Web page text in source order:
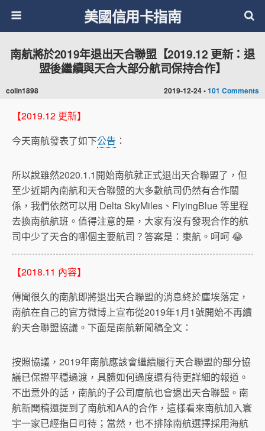
美國信用卡指南
2019-12-24 •101 Comments
南航將於2019年退出天合聯盟【2019.12 更新：退
盟後繼續與天合大部分航司保持合作】
colin1898
【2019.12 更新】
今天南航發表了如下公告 ：
所以說雖然2020.1.1開始南航就正式退出天合聯盟了，但
至少近期內南航和天合聯盟的大多數航司仍然有合作關
係，我們依然可以用 Delta SkyMiles、FlyingBlue 等里程
去換南航航班。值得注意的是，大家有沒有發現合作的航
司中少了天合的哪個主要航司？答案是：東航。呵呵 😂
【2018.11 內容】
傳聞很久的南航即將退出天合聯盟的消息終於塵埃落定，
南航在自己的官方微博上宣布從2019年1月1號開始不再續
約天合聯盟協議。下面是南航新聞稿全文：
按照協議，2019年南航應該會繼續履行天合聯盟的部分協
議已保證平穩過渡，具體如何過度還有待更詳細的報道。
不出意外的話，南航的子公司廈航也會退出天合聯盟。南
航新聞稿還提到了南航和AA的合作，這樣看來南航加入寰
宇一家已經指日可待；當然，也不排除南航選擇採用海航